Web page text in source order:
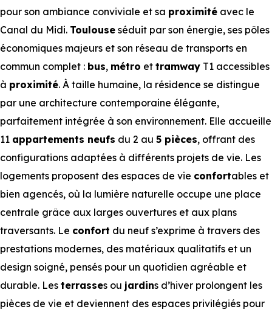
pour son ambiance conviviale et sa proximité avec le
Canal du Midi. Toulouse séduit par son énergie, ses pôles
économiques majeurs et son réseau de transports en
commun complet : bus, métro et tramway T1 accessibles
à proximité. À taille humaine, la résidence se distingue
par une architecture contemporaine élégante,
parfaitement intégrée à son environnement. Elle accueille
11 appartements neufs du 2 au 5 pièces, offrant des
configurations adaptées à différents projets de vie. Les
logements proposent des espaces de vie confortables et
bien agencés, où la lumière naturelle occupe une place
centrale grâce aux larges ouvertures et aux plans
traversants. Le confort du neuf s’exprime à travers des
prestations modernes, des matériaux qualitatifs et un
design soigné, pensés pour un quotidien agréable et
durable. Les terrasses ou jardins d’hiver prolongent les
pièces de vie et deviennent des espaces privilégiés pour